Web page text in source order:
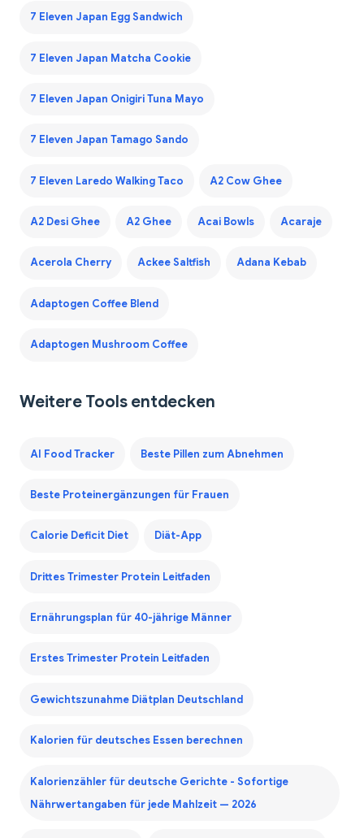
7 Eleven Japan Egg Sandwich
7 Eleven Japan Matcha Cookie
7 Eleven Japan Onigiri Tuna Mayo
7 Eleven Japan Tamago Sando
7 Eleven Laredo Walking Taco A2 Cow Ghee
A2 Desi Ghee A2 Ghee Acai Bowls Acaraje
Acerola Cherry Ackee Saltfish Adana Kebab
Adaptogen Coffee Blend
Adaptogen Mushroom Coffee
Weitere Tools entdecken
AI Food Tracker Beste Pillen zum Abnehmen
Beste Proteinergänzungen für Frauen
Calorie Deficit Diet Diät-App
Drittes Trimester Protein Leitfaden
Ernährungsplan für 40-jährige Männer
Erstes Trimester Protein Leitfaden
Gewichtszunahme Diätplan Deutschland
Kalorien für deutsches Essen berechnen
Kalorienzähler für deutsche Gerichte - Sofortige
Nährwertangaben für jede Mahlzeit — 2026